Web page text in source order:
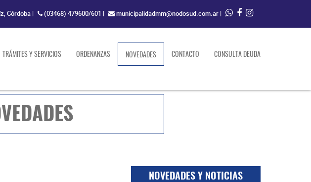
Córdoba | (03468) 479600/601 | municipalidadmm@nodosud.com.ar |
TRÁMITES Y SERVICIOS ORDENANZAS NOVEDADES(current)CONTACTO CONSULTA DEUDA
NOVEDADES Y NOTICIAS